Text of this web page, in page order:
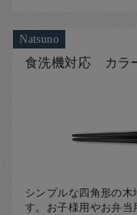
Natsuno
食洗機対応 カラ
シンプルな四角形の
す。お子様用やお弁当